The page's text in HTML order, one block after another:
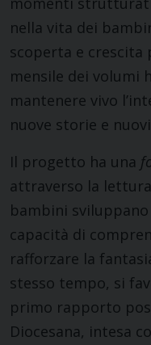
nella vita dei
scoperta e crescita
mensile dei volumi
mantenere vivo
nuove storie e
Il progetto ha una
attraverso la
bambini
capacità di
rafforzare la
stesso tempo, si
primo rapporto
Diocesana, intesa